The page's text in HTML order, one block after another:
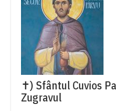
✝) Sfântul Cuvios
Zugravul